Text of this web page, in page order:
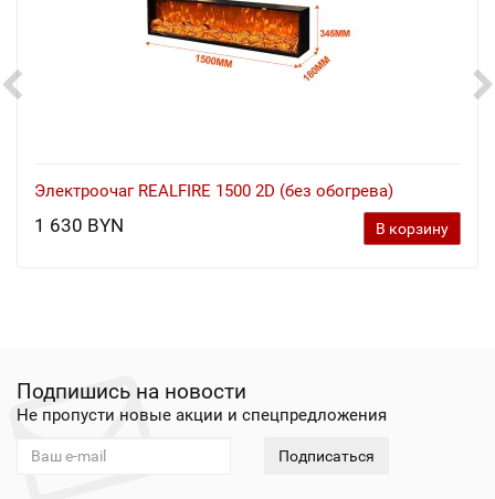
Электроочаг REALFIRE 1500 2D (без обогрева)
1 630 BYN В корзину
Подпишись на новости
Не пропусти новые акции и спецпредложения
Подписаться